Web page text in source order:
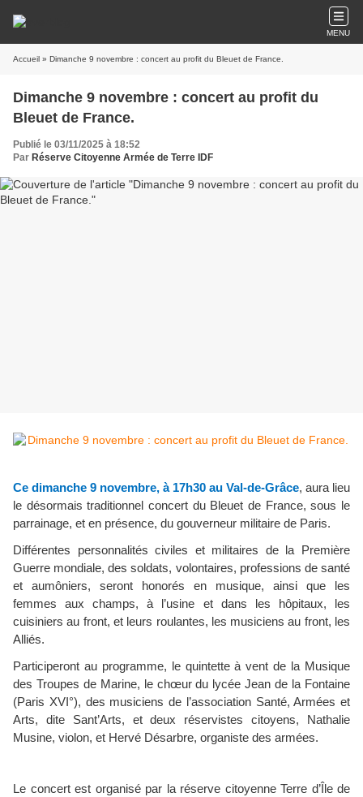
MENU
Accueil » Dimanche 9 novembre : concert au profit du Bleuet de France.
Dimanche 9 novembre : concert au profit du
Bleuet de France.
Publié le 03/11/2025 à 18:52
Par Réserve Citoyenne Armée de Terre IDF
Ce dimanche 9 novembre, à 17h30 au Val-de-Grâce, aura lieu
le désormais traditionnel concert du Bleuet de France, sous le
parrainage, et en présence, du gouverneur militaire de Paris.
Différentes personnalités civiles et militaires de la Première
Guerre mondiale, des soldats, volontaires, professions de santé
et aumôniers, seront honorés en musique, ainsi que les
femmes aux champs, à l’usine et dans les hôpitaux, les
cuisiniers au front, et leurs roulantes, les musiciens au front, les
Alliés.
Participeront au programme, le quintette à vent de la Musique
des Troupes de Marine, le chœur du lycée Jean de la Fontaine
(Paris XVI°), des musiciens de l’association Santé, Armées et
Arts, dite Sant’Arts, et deux réservistes citoyens, Nathalie
Musine, violon, et Hervé Désarbre, organiste des armées.
Le concert est organisé par la réserve citoyenne Terre d’Île de